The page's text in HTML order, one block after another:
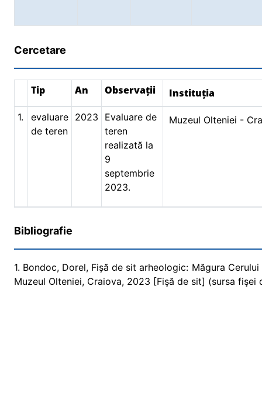
Cercetare
Tip An Observații Instituția
1.
evaluare
de teren
2023
Evaluare de
teren
realizată la
9
septembrie
2023.
Muzeul Olteniei -
Bibliografie
1. Bondoc, Dorel, Fișă de sit arheologic: Măgura
Muzeul Olteniei, Craiova, 2023 [Fişă de sit] (sursa fişei